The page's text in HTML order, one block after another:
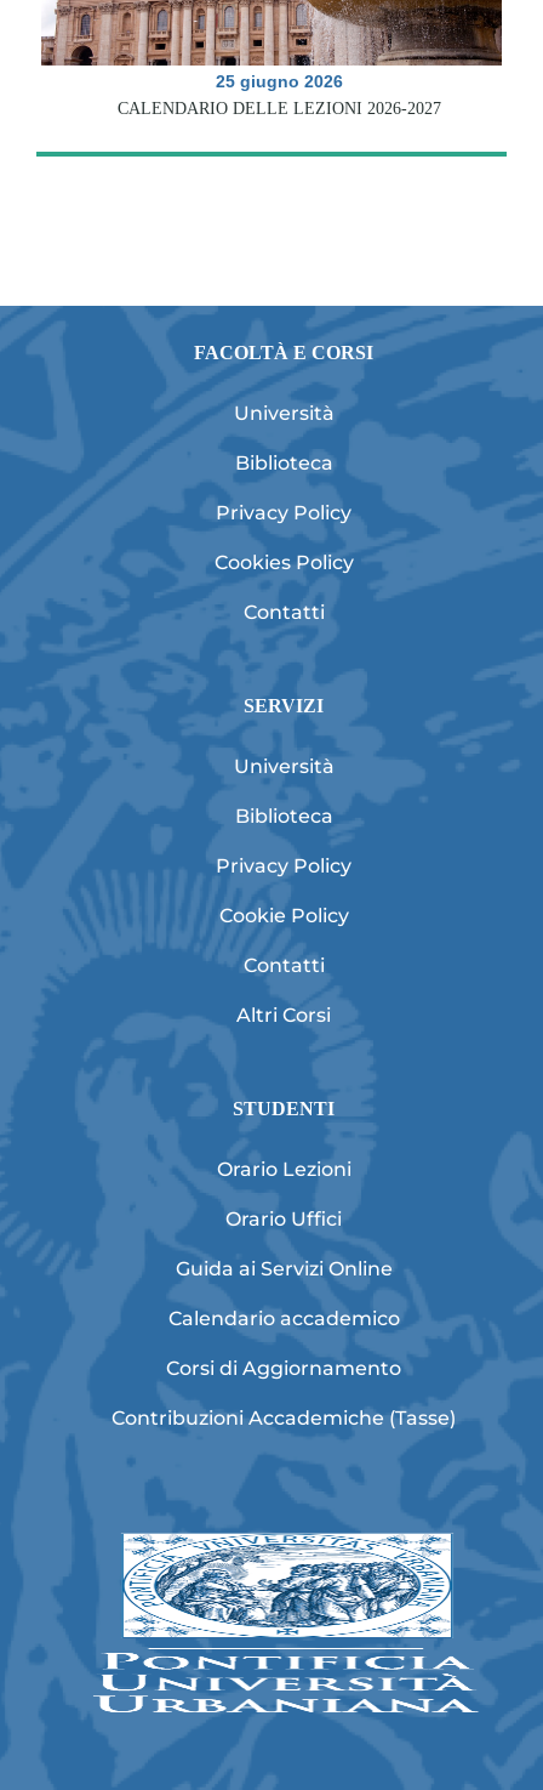
25 giugno 2026
CALENDARIO DELLE LEZIONI 2026-2027
FACOLTÀ E CORSI
Università
Biblioteca
Privacy Policy
Cookies Policy
Contatti
SERVIZI
Università
Biblioteca
Privacy Policy
Cookie Policy
Contatti
Altri Corsi
STUDENTI
Orario Lezioni
Orario Uffici
Guida ai Servizi Online
Calendario accademico
Corsi di Aggiornamento
Contribuzioni Accademiche (Tasse)